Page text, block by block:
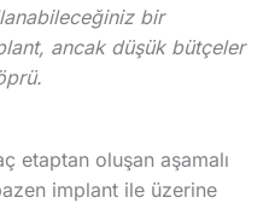
bir
ancak düşük bütçeler
etaptan oluşan aşamalı
implant ile üzerine